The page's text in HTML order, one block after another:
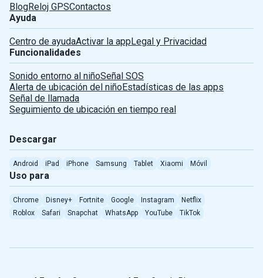
BlogReloj GPSContactos
Ayuda
Centro de ayudaActivar la appLegal y Privacidad
Funcionalidades
Sonido entorno al niñoSeñal SOS
Alerta de ubicación del niñoEstadísticas de las apps
Señal de llamada
Seguimiento de ubicación en tiempo real
Descargar
Android iPad iPhone Samsung Tablet Xiaomi Móvil
Uso para
Chrome Disney+ Fortnite Google Instagram
Netflix
Roblox
Safari Snapchat WhatsApp YouTube TikTok